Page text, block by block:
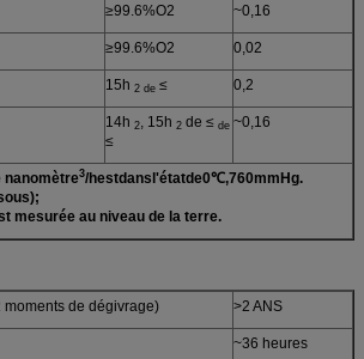
≥99.6%O2 ~0,16
≥99.6%O2 0,02
15h 2 de ≤ 0,2
14h 2, 15h 2 de ≤ de
≤
~0,16
nanomètre3/hestdansl'étatde0℃,760mmHg.
mesurée au niveau de la terre.
de dégivrage) >2 ANS
~36 heures